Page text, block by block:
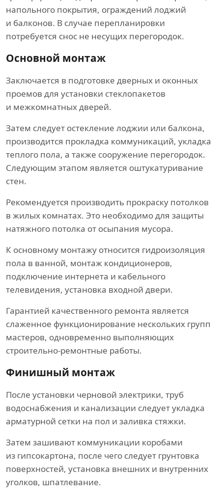
напольного покрытия, ограждений лоджий
и балконов. В случае перепланировки
потребуется снос не несущих перегородок.
Основной монтаж
Заключается в подготовке дверных и оконных
проемов для установки стеклопакетов
и межкомнатных дверей.
Затем следует остекление лоджии или балкона,
производится прокладка коммуникаций, укладка
теплого пола, а также сооружение перегородок.
Следующим этапом является оштукатуривание
стен.
Рекомендуется производить прокраску потолков
в жилых комнатах. Это необходимо для защиты
натяжного потолка от осыпания мусора.
К основному монтажу относится гидроизоляция
пола в ванной, монтаж кондиционеров,
подключение интернета и кабельного
телевидения, установка входной двери.
Гарантией качественного ремонта является
слаженное функционирование нескольких групп
мастеров, одновременно выполняющих
строительно-ремонтные работы.
Финишный монтаж
После установки черновой электрики, труб
водоснабжения и канализации следует укладка
арматурной сетки на пол и заливка стяжки.
Затем зашивают коммуникации коробами
из гипсокартона, после чего следует грунтовка
поверхностей, установка внешних и внутренних
уголков, шпатлевание.